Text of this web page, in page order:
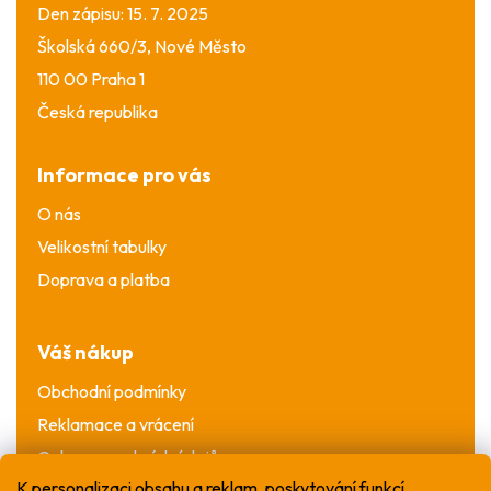
Den zápisu: 15. 7. 2025
Školská 660/3, Nové Město
110 00 Praha 1
Česká republika
Informace pro vás
O nás
Velikostní tabulky
Doprava a platba
Váš nákup
Obchodní podmínky
Reklamace a vrácení
Ochrana osobních údajů